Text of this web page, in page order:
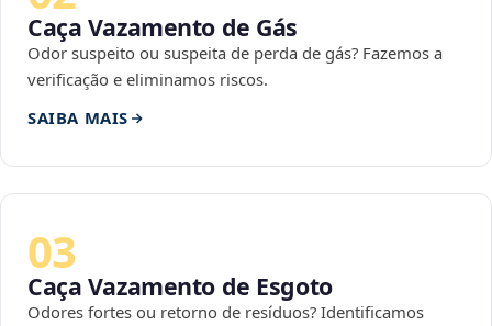
Caça Vazamento de Gás
Odor suspeito ou suspeita de perda de gás? Fazemos a
verificação e eliminamos riscos.
SAIBA MAIS
03
Caça Vazamento de Esgoto
Odores fortes ou retorno de resíduos? Identificamos